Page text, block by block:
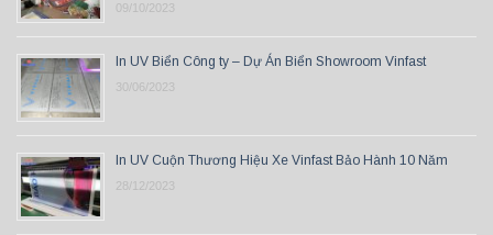
09/10/2023
In UV Biển Công ty – Dự Án Biển Showroom Vinfast
30/06/2023
In UV Cuộn Thương Hiệu Xe Vinfast Bảo Hành 10 Năm
28/12/2023